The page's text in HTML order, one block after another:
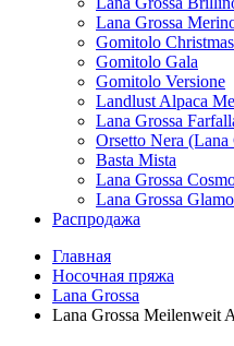
Lana Grossa
Gomitolo
Gomitolo Gala
Gomitolo Versione
Landlust Alpaca
Lana Grossa
Orsetto Nera (Lana
Basta Mista
Lana Grossa
Lana Grossa
Распродажа
Главная
Носочная пряжа
Lana Grossa
Lana Grossa Meilenweit